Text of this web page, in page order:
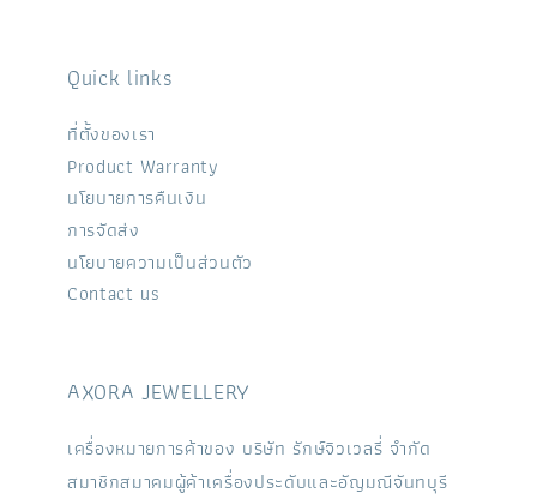
Quick links
ที่ตั้งของเรา
Product Warranty
นโยบายการคืนเงิน
การจัดส่ง
นโยบายความเป็นส่วนตัว
Contact us
AXORA JEWELLERY
เครื่องหมายการค้าของ บริษัท รักษ์จิวเวลรี่ จำกัด
สมาชิกสมาคมผู้ค้าเครื่องประดับและอัญมณีจันทบุรี